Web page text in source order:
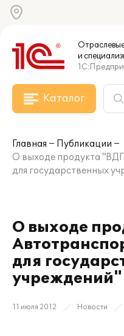
и
Каталог
Главная
Публикации
О выходе продукта
для государственных
О выходе
для
учреждений"
11 июля 2012 Новости